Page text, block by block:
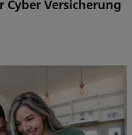
Versicherung